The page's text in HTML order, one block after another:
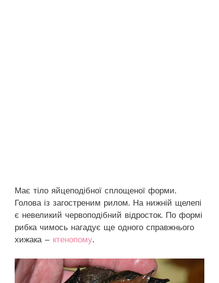
Має тіло яйцеподібної сплощеної форми.
Голова із загостреним рилом. На нижній щелепі
є невеликий червоподібний відросток. По формі
рибка чимось нагадує ще одного справжнього
хижака – ктенопому.